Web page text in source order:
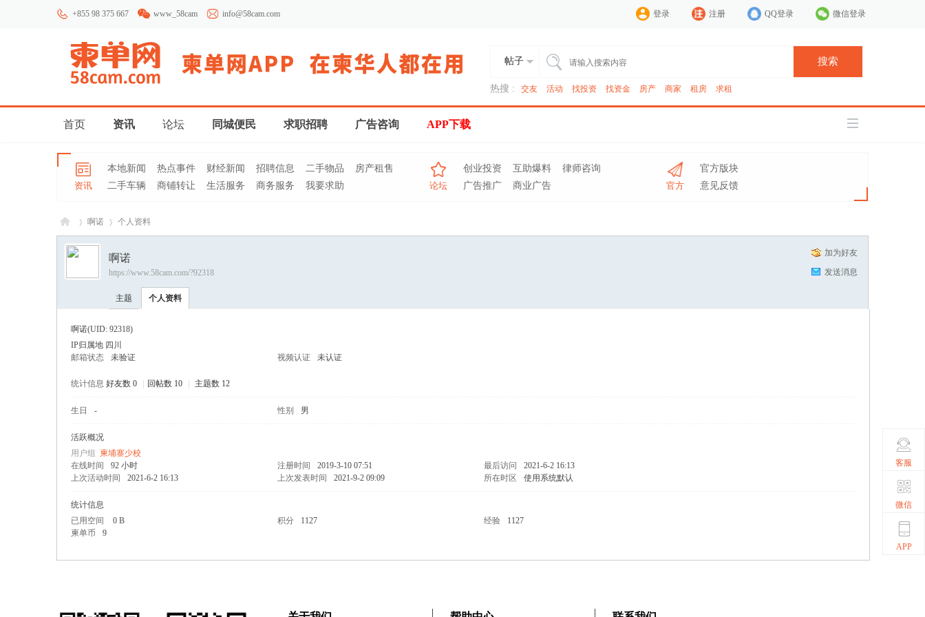
+855 98 375 667 www_58cam info@58cam.com 登录 注册 QQ登录 微信登录
帖子 搜索
热搜 : 交友 活动 找投资 找资金 房产 商家 租房 求租
首页 资讯 论坛 同城便民 求职招聘 广告咨询 APP下载
资讯
本地新闻 热点事件 财经新闻 招聘信息 二手物品
房产租售
二手车辆
商铺转让 生活服务 商务服务 我要求助 论坛
创业投资 互助爆料
律师咨询
广告推广
商业广告 官方
官方版块
意见反馈
柬埔›
啊诺 个人资料
加为好友
发送消息
啊诺
https://www.58cam.com/?92318
主题 个人资料
啊诺(UID: 92318)
IP归属地 四川
邮箱状态
未验证 视频认证 未认证
统计信息 好友数 0 回帖数 10 主题数 12
生日 - 性别 男
活跃概况
用户组 柬埔寨少校
在线时间
92 小时 注册时间 2019-3-10 07:51 最后访问
2021-6-2 16:13
上次活动时间
2021-6-2 16:13 上次发表时间 2021-9-2 09:09 所在时区 使用系统默认
统计信息
已用空间
0 B 积分 1127 经验
1127
柬单币
9
客服
微信
APP